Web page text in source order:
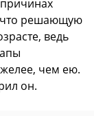
что решающую
ведь
чем ею.
он.